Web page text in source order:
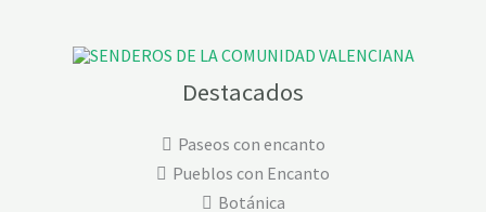
Destacados
Paseos con encanto
Pueblos con Encanto
Botánica